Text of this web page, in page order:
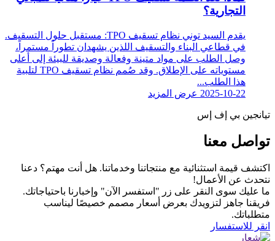
التجارية؟
يقدم السيد توني نظام تسقيف TPO: مستقبل حلول التسقيف.
في قطاعي البناء والتسقيف اللذين يشهدان تطوراً مستمراً،
وصل الطلب على مواد متينة وفعالة وصديقة للبيئة إلى أعلى
مستوياته على الإطلاق. وقد صُمم نظام تسقيف TPO لتلبية
هذا الطلب...
2025-10-22 عرض المزيد
تيانجين بي إف إس
تواصل معنا
اكتشف قيمة استثنائية مع منتجاتنا وخدماتنا. هل أنت مهتم؟ دعنا
نتحدث عن الأعمال!
ما عليك سوى النقر على زر "استفسر الآن" وإخبارنا باحتياجاتك.
فريقنا جاهز لتزويدك بعرض أسعار مصمم خصيصًا ليناسب
متطلباتك.
انقر للاستفسار